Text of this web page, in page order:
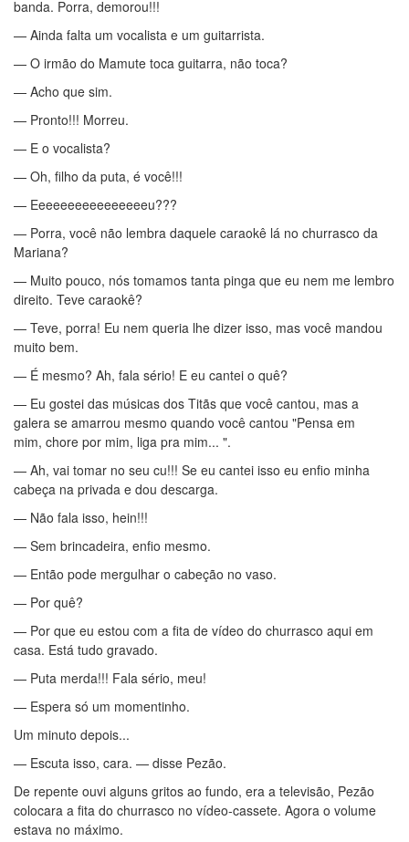
banda. Porra, demorou!!!
— Ainda falta um vocalista e um guitarrista.
— O irmão do Mamute toca guitarra, não toca?
— Acho que sim.
— Pronto!!! Morreu.
— E o vocalista?
— Oh, filho da puta, é você!!!
— Eeeeeeeeeeeeeeeeu???
— Porra, você não lembra daquele caraokê lá no churrasco da
Mariana?
— Muito pouco, nós tomamos tanta pinga que eu nem me lembro
direito. Teve caraokê?
— Teve, porra! Eu nem queria lhe dizer isso, mas você mandou
muito bem.
— É mesmo? Ah, fala sério! E eu cantei o quê?
— Eu gostei das músicas dos Titãs que você cantou, mas a
galera se amarrou mesmo quando você cantou "Pensa em
mim, chore por mim, liga pra mim... ".
— Ah, vai tomar no seu cu!!! Se eu cantei isso eu enfio minha
cabeça na privada e dou descarga.
— Não fala isso, hein!!!
— Sem brincadeira, enfio mesmo.
— Então pode mergulhar o cabeção no vaso.
— Por quê?
— Por que eu estou com a fita de vídeo do churrasco aqui em
casa. Está tudo gravado.
— Puta merda!!! Fala sério, meu!
— Espera só um momentinho.
Um minuto depois...
— Escuta isso, cara. — disse Pezão.
De repente ouvi alguns gritos ao fundo, era a televisão, Pezão
colocara a fita do churrasco no vídeo-cassete. Agora o volume
estava no máximo.